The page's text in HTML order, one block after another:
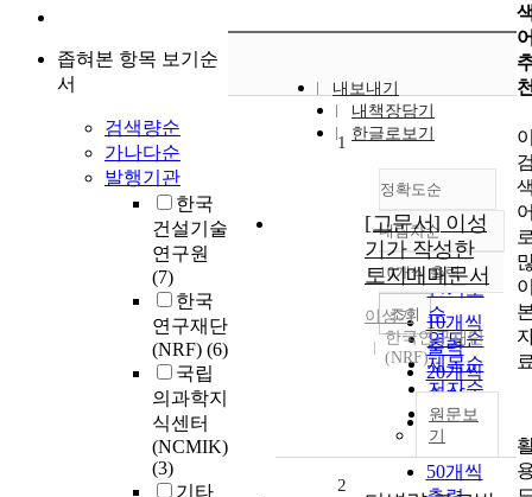
좁혀본 항목 보기순
서
검색량순
가나다순
발행기관
한국
건설기술
연구원
(7)
한국
연구재단
(NRF) (6)
국립
의과학지
식센터
(NCMIK)
(3)
기타
내보내기
내책장담기
한글로보기
정확도순
정확도
순
인기도
순
연도순
제목순
저자순
발행기
관순
내림차순
내림차순
10개씩 출력
10개씩
출력
20개씩
출력
30개씩
출력
50개씩
조회
1
[고문서] 이성
기가 작성한
토지매매문서
이성기
한국연구재단
(NRF)
원문보
기
2